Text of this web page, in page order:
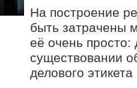
На построение
быть затрачены
её очень просто:
существовании
делового этикета